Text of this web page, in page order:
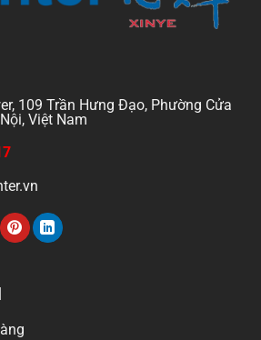
109 Trần Hưng Đạo, Phường Cửa
Việt Nam